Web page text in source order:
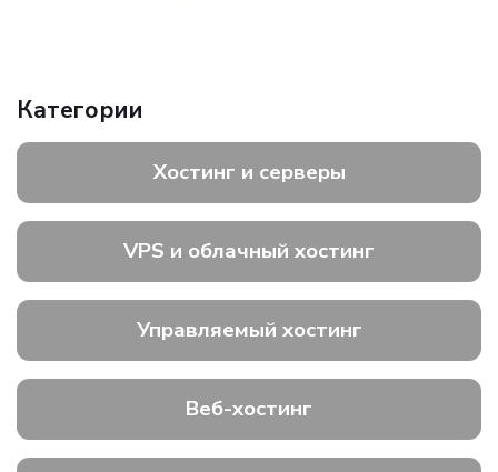
Категории
Хостинг и серверы
VPS и облачный хостинг
Управляемый хостинг
Веб-хостинг